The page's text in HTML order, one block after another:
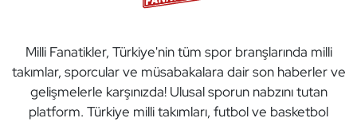
Milli Fanatikler, Türkiye'nin tüm spor branşlarında milli
takımlar, sporcular ve müsabakalara dair son haberler ve
gelişmelerle karşınızda! Ulusal sporun nabzını tutan
platform. Türkiye milli takımları, futbol ve basketbol